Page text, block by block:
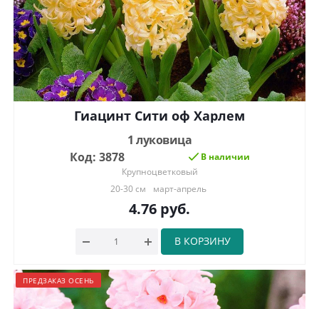
Гиацинт Сити оф Харлем
1 луковица
Код: 3878
В наличии
Крупноцветковый
20-30 см
март-апрель
4.76 руб.
В КОРЗИНУ
ПРЕДЗАКАЗ ОСЕНЬ